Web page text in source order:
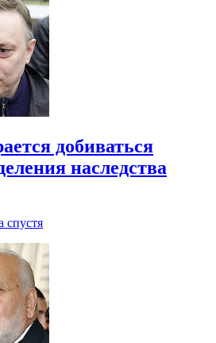
добиваться
наследства
спустя